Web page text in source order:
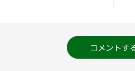
コメントす